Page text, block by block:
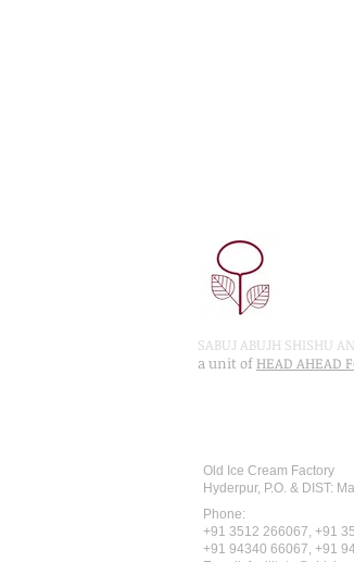
SABUJ ABUJH SHISHU
a unit ofHEAD AHEAD
Old Ice Cream Factory
Hyderpur, P.O. & DIST:
Phone:
+91 3512 266067, +91
+91 94340 66067, +91